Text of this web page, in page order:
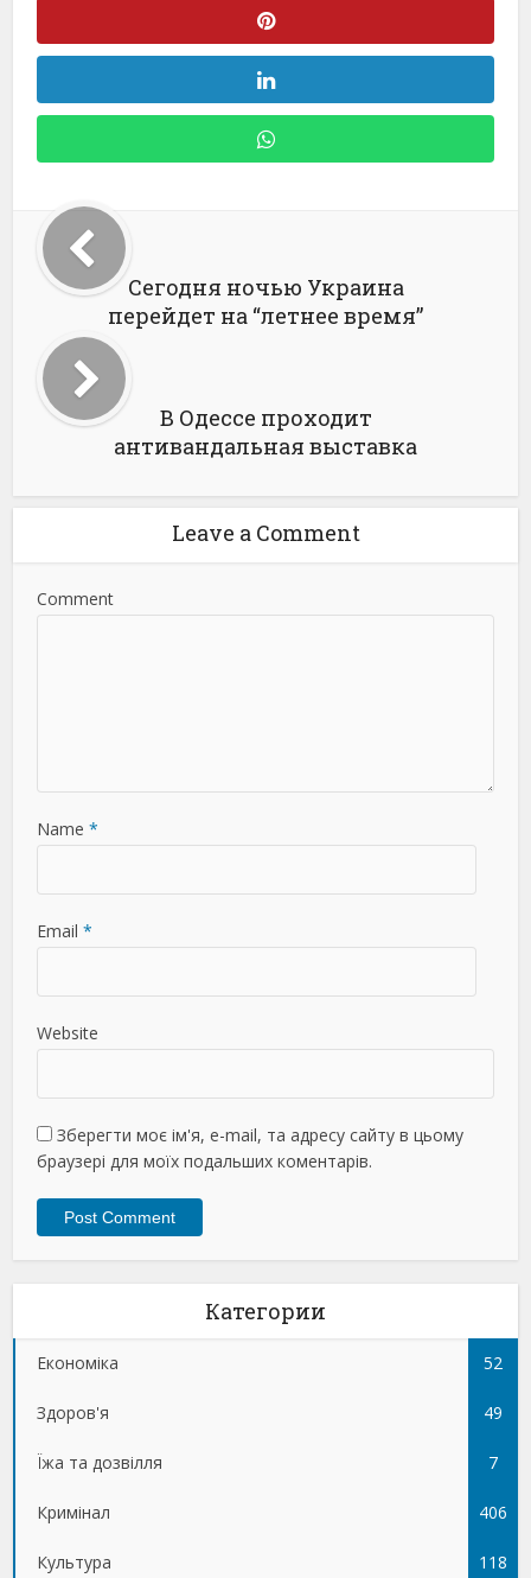
Сегодня ночью Украина
перейдет на “летнее время”
В Одессе проходит
антивандальная выставка
Leave a Comment
Comment
Name *
Email *
Website
Зберегти моє ім'я, e-mail, та адресу сайту в цьому
браузері для моїх подальших коментарів.
Категории
Економіка 52
Здоров'я 49
Їжа та дозвілля 7
Кримінал 406
Культура 118